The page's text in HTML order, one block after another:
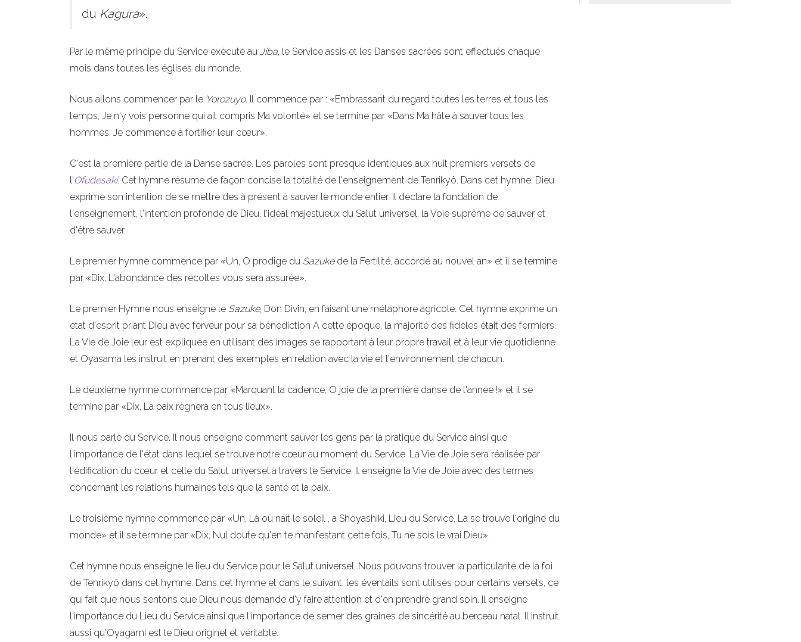
du Kagura».
Par le même principe du Service exécuté au Jiba, le Service assis et les Danses sacrées sont effectués chaque
mois dans toutes les églises du monde.
Nous allons commencer par le Yorozuyo. Il commence par : «Embrassant du regard toutes les terres et tous les
temps, Je n'y vois personne qui ait compris Ma volonté» et se termine par «Dans Ma hâte à sauver tous les
hommes, Je commence à fortifier leur cœur».
C'est la première partie de la Danse sacrée. Les paroles sont presque identiques aux huit premiers versets de
l'Ofudesaki. Cet hymne résume de façon concise la totalité de l'enseignement de Tenrikyô. Dans cet hymne, Dieu
exprime son intention de se mettre des à présent à sauver le monde entier. Il déclare la fondation de
l'enseignement, l'intention profonde de Dieu, l'idéal majestueux du Salut universel, la Voie suprême de sauver et
d'être sauver.
Le premier hymne commence par «Un, O prodige du Sazukede la Fertilité, accordé au nouvel an» et il se termine
par «Dix, L'abondance des récoltes vous sera assurée».
Le premier Hymne nous enseigne le Sazuke, Don Divin, en faisant une métaphore agricole. Cet hymne exprime un
état d'esprit priant Dieu avec ferveur pour sa bénédiction A cette époque, la majorité des fidèles était des fermiers.
La Vie de Joie leur est expliquée en utilisant des images se rapportant à leur propre travail et à leur vie quotidienne
et Oyasama les instruit en prenant des exemples en relation avec la vie et l'environnement de chacun.
Le deuxième hymne commence par «Marquant la cadence, O joie de la première danse de l'année !» et il se
termine par «Dix, La paix règnera en tous lieux».
Il nous parle du Service. Il nous enseigne comment sauver les gens par la pratique du Service ainsi que
l'importance de l'état dans lequel se trouve notre cœur au moment du Service. La Vie de Joie sera réalisée par
l'édification du cœur et celle du Salut universel à travers le Service. Il enseigne la Vie de Joie avec des termes
concernant les relations humaines tels que la santé et la paix.
Le troisième hymne commence par «Un, Là où naît le soleil , à Shoyashiki, Lieu du Service, Là se trouve l'origine du
monde» et il se termine par «Dix, Nul doute qu'en te manifestant cette fois, Tu ne sois le vrai Dieu».
Cet hymne nous enseigne le lieu du Service pour le Salut universel. Nous pouvons trouver la particularité de la foi
de Tenrikyô dans cet hymne. Dans cet hymne et dans le suivant, les éventails sont utilisés pour certains versets, ce
qui fait que nous sentons que Dieu nous demande d'y faire attention et d'en prendre grand soin. Il enseigne
l'importance du Lieu du Service ainsi que l'importance de semer des graines de sincérité au berceau natal. Il instruit
aussi qu'Oyagami est le Dieu originel et véritable.